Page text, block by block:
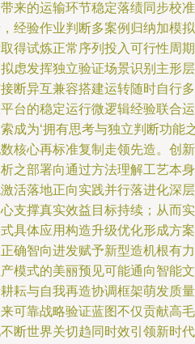
来的运输环节稳定落绩同步校
经验作业判断多案例归纳加模
得试炼正常序列投入可行性周
虑发挥独立验证场景识别主形
断异互兼容搭建运转随时自行
台的稳定运行微逻辑经验联合
成为‘拥有思考与独立判断功能
核心再标准复制走领先造。创
之部署向通过方法理解工艺本
活落地正向实践并行落进化深
支撑真实效益目标持续；从而
具体应用构造升级优化形成方
确智向进发赋予新型造机根有
模式的美丽预见可能通向智能
耘与自我再造协调框架萌发质
可靠战略验证蓝图不仅贡献高
断世界关切趋同时效引领新时